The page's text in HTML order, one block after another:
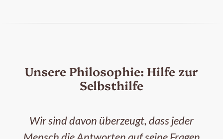
Unsere Philosophie: Hilfe zur
Selbsthilfe
Wir sind davon überzeugt, dass jeder